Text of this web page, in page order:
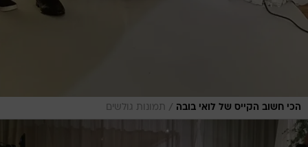
הכי חשוב הקייס של לואי בובה / תמונות גולשים